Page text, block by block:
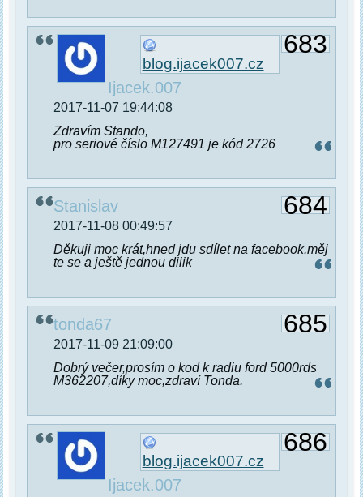
683
blog.ijacek007.cz
Ijacek.007
2017-11-07 19:44:08
Zdravím Stando,
pro seriové číslo M127491 je kód 2726
684
Stanislav
2017-11-08 00:49:57
Děkuji moc krát,hned jdu sdílet na facebook.měj
te se a ještě jednou diiik
685
tonda67
2017-11-09 21:09:00
Dobrý večer,prosím o kod k radiu ford 5000rds
M362207,díky moc,zdraví Tonda.
686
blog.ijacek007.cz
Ijacek.007